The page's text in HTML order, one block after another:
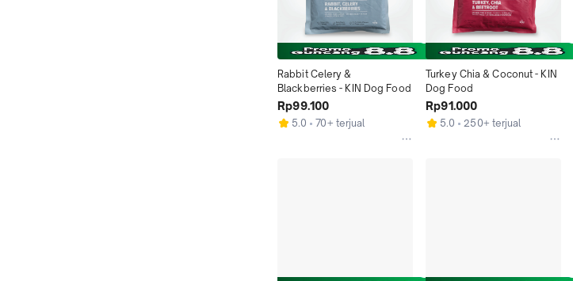
Rabbit Celery &
Blackberries - KIN Dog Food
Rp99.100
5.0 70+ terjual
Turkey Chia & Coconut - KIN
Dog Food
Rp91.000
5.0 250+ terjual